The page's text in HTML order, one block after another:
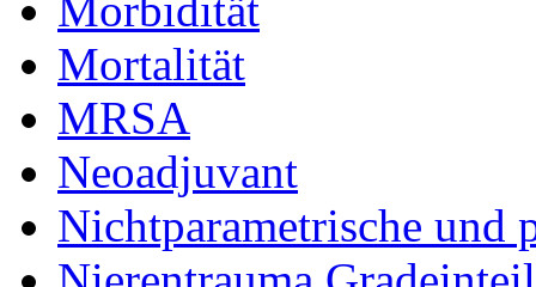
Mortalität
MRSA
Neoadjuvant
Nichtparametrische und